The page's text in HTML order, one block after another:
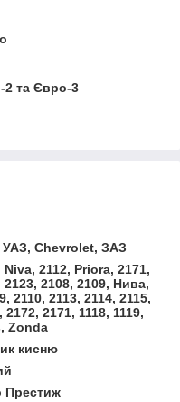
2 та Євро-3
Chevrolet, ЗАЗ
Niva, 2112, Priora, 2171,
2123, 2108, 2109, Нива,
2110, 2113, 2114, 2115,
2172, 2171, 1118, 1119,
Zonda
кисню
Престиж